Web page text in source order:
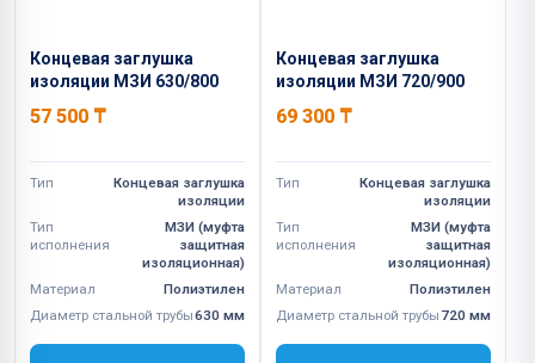
Концевая заглушка
изоляции МЗИ 630/800
57 500 ₸
Тип
Концевая заглушка
изоляции
Тип
исполнения
МЗИ (муфта
защитная
изоляционная)
Материал
Полиэтилен
Диаметр стальной трубы630 мм
Концевая заглушка
изоляции МЗИ 720/900
69 300 ₸
Тип
Концевая заглушка
изоляции
Тип
исполнения
МЗИ (муфта
защитная
изоляционная)
Материал
Полиэтилен
Диаметр стальной трубы 720 мм